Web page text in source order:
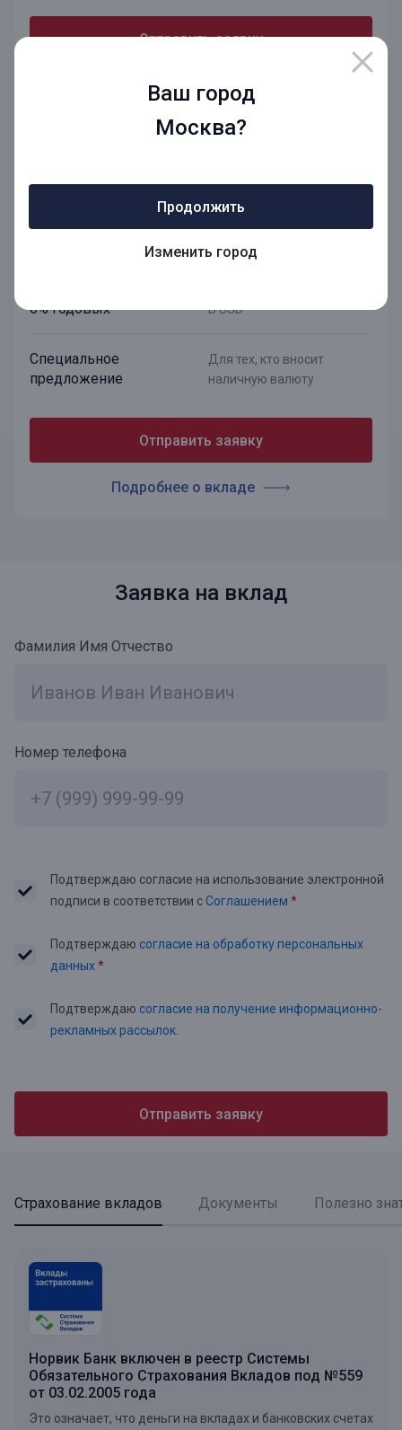
Ваш город
Москва?
Продолжить
Изменить город
Отправить заявку
Подробнее о вкладе
Валютный плюс
вклада
6% годовых В USD
Специальное
предложение
Для тех, кто вносит
наличную валюту
Отправить заявку
Подробнее о вкладе
Заявка на вклад
Фамилия Имя Отчество
Номер телефона
Подтверждаю согласие на использование электронной
подписи в соответствии сСоглашением *
Подтверждаю согласие на обработку персональных
данных*
Подтверждаю согласие на получение информационно-
рекламных рассылок.
Отправить заявку
Страхование вкладов Документы Полезно
Норвик Банк включен в реестр Системы
Обязательного Страхования Вкладов под №559
от 03.02.2005 года
Это означает, что деньги на вкладах и банковских счетах